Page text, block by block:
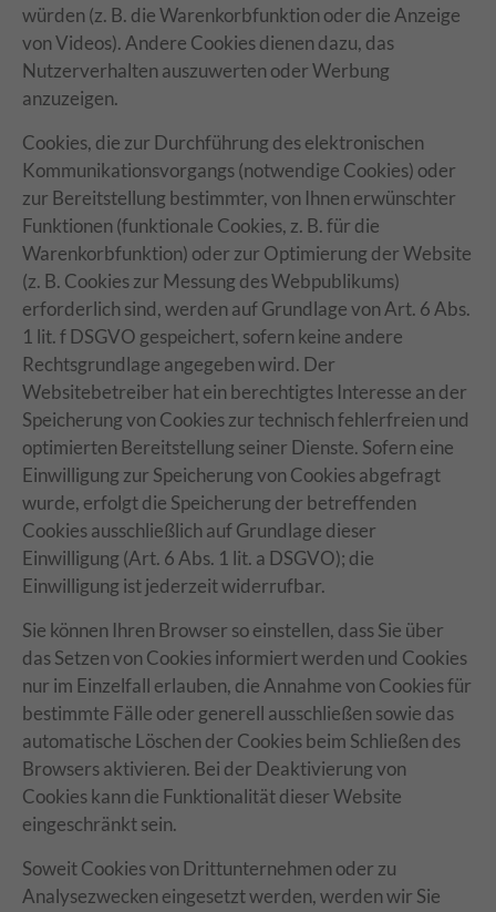
würden (z. B. die Warenkorbfunktion oder die Anzeige
von Videos). Andere Cookies dienen dazu, das
Nutzerverhalten auszuwerten oder Werbung
anzuzeigen.
Cookies, die zur Durchführung des elektronischen
Kommunikationsvorgangs (notwendige Cookies) oder
zur Bereitstellung bestimmter, von Ihnen erwünschter
Funktionen (funktionale Cookies, z. B. für die
Warenkorbfunktion) oder zur Optimierung der Website
(z. B. Cookies zur Messung des Webpublikums)
erforderlich sind, werden auf Grundlage von Art. 6 Abs.
1 lit. f DSGVO gespeichert, sofern keine andere
Rechtsgrundlage angegeben wird. Der
Websitebetreiber hat ein berechtigtes Interesse an der
Speicherung von Cookies zur technisch fehlerfreien und
optimierten Bereitstellung seiner Dienste. Sofern eine
Einwilligung zur Speicherung von Cookies abgefragt
wurde, erfolgt die Speicherung der betreffenden
Cookies ausschließlich auf Grundlage dieser
Einwilligung (Art. 6 Abs. 1 lit. a DSGVO); die
Einwilligung ist jederzeit widerrufbar.
Sie können Ihren Browser so einstellen, dass Sie über
das Setzen von Cookies informiert werden und Cookies
nur im Einzelfall erlauben, die Annahme von Cookies für
bestimmte Fälle oder generell ausschließen sowie das
automatische Löschen der Cookies beim Schließen des
Browsers aktivieren. Bei der Deaktivierung von
Cookies kann die Funktionalität dieser Website
eingeschränkt sein.
Soweit Cookies von Drittunternehmen oder zu
Analysezwecken eingesetzt werden, werden wir Sie